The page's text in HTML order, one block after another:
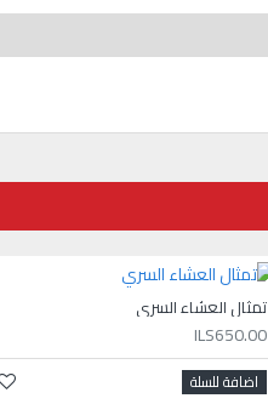
تمثال العشاء السري
ILS650.00
اضافة للسلة